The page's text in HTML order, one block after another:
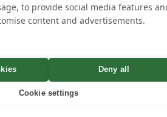
to provide social media features
content and advertisements.
Deny all
Cookie settings